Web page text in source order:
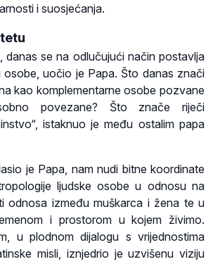
i suosjećanja.
danas se na odlučujući način postavlja
osobe, uočio je Papa. Što danas znači
kao komplementarne osobe pozvane
povezane? Što znače riječi
istaknuo je među ostalim papa
je Papa, nam nudi bitne koordinate
ljudske osobe u odnosu na
odnosa između muškarca i žena te u
i prostorom u kojem živimo.
u plodnom dijalogu s vrijednostima
misli, iznjedrio je uzvišenu viziju